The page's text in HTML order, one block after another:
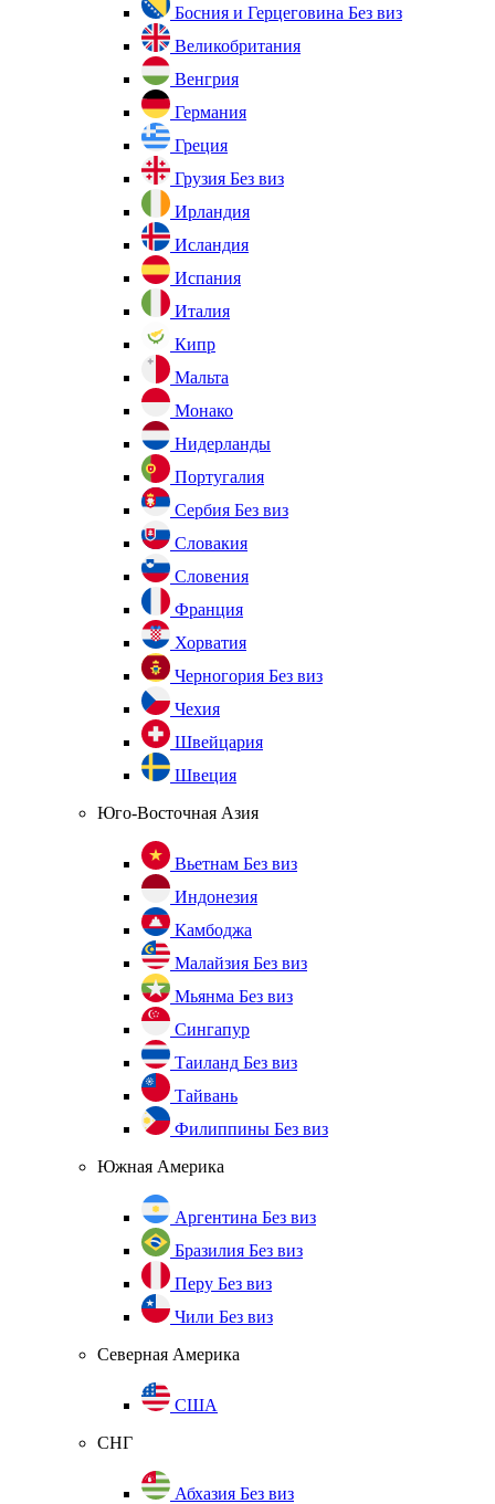
Босния и Герцеговина Без виз
Великобритания
Венгрия
Германия
Греция
Грузия Без виз
Ирландия
Исландия
Испания
Италия
Кипр
Мальта
Монако
Нидерланды
Португалия
Сербия Без виз
Словакия
Словения
Франция
Хорватия
Черногория Без виз
Чехия
Швейцария
Швеция
Юго-Восточная Азия
Вьетнам Без виз
Индонезия
Камбоджа
Малайзия Без виз
Мьянма Без виз
Сингапур
Таиланд Без виз
Тайвань
Филиппины Без виз
Южная Америка
Аргентина Без виз
Бразилия Без виз
Перу Без виз
Чили Без виз
Северная Америка
США
СНГ
Абхазия Без виз